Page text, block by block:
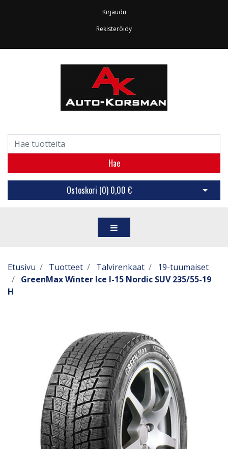
Kirjaudu
Rekisteröidy
Hae
Ostoskori (0) 0,00 € Avaa
Etusivu Tuotteet Talvirenkaat
19-tuumaiset
GreenMax Winter Ice I-15 Nordic SUV 235/55-19
H